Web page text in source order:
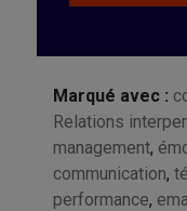
Marqué avec :
Relations
management,
communication,
performance,